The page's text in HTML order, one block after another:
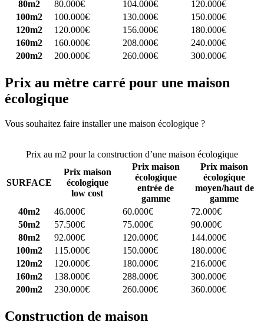
80m2
80.000€ 104.000€
120.000€
100m2
100.000€ 130.000€
150.000€
120m2
120.000€ 156.000€
180.000€
160m2
160.000€ 208.000€
240.000€
200m2
200.000€ 260.000€ 300.000€
Prix au mètre carré pour une maison
écologique
Vous souhaitez faire installer une maison écologique ?
Prix au m2 pour la construction d’une maison écologique
SURFACE
Prix maison
écologique
low cost
Prix maison
écologique
entrée de
gamme
Prix maison
écologique
moyen/haut de
gamme
40m2
46.000€ 60.000€
72.000€
50m2
57.500€ 75.000€
90.000€
80m2
92.000€ 120.000€
144.000€
100m2
115.000€ 150.000€
180.000€
120m2
120.000€ 180.000€
216.000€
160m2
138.000€ 288.000€
300.000€
200m2
230.000€ 260.000€ 360.000€
Construction de maison